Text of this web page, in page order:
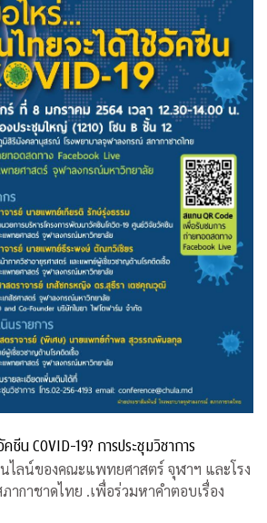
ซีน COVID-19? การประชุมวิชาการ
ไลน์ของคณะแพทยศาสตร์ จุฬาฯ และโรง
ากาชาดไทย .เพื่อร่วมหาคำตอบเรื่อง